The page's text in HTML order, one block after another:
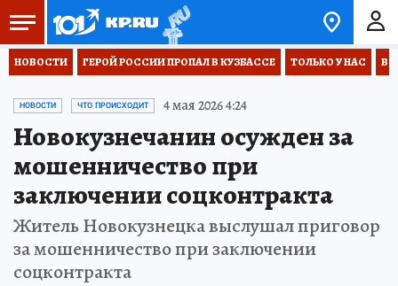
НОВОСТИ ГЕРОЙ РОССИИ ПРОПАЛ В КУЗБАССЕ ТОЛЬКО У НАС
НОВОСТИ ЧТО ПРОИСХОДИТ 4 мая 2026 4:24
Новокузнечанин осужден за
мошенничество при
заключении соцконтракта
Житель Новокузнецка выслушал приговор
за мошенничество при заключении
соцконтракта